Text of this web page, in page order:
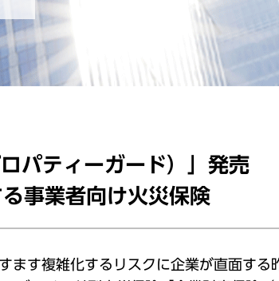
パティーガード）」発売
事業者向け火災保険
す複雑化するリスクに企業が直面する